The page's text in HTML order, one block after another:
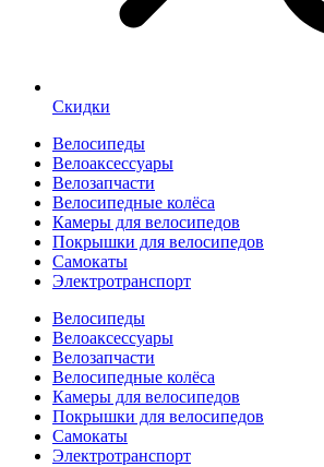
Скидки
Велосипеды
Велоаксессуары
Велозапчасти
Велосипедные колёса
Камеры для велосипедов
Покрышки для велосипедов
Самокаты
Электротранспорт
Велосипеды
Велоаксессуары
Велозапчасти
Велосипедные колёса
Камеры для велосипедов
Покрышки для велосипедов
Самокаты
Электротранспорт